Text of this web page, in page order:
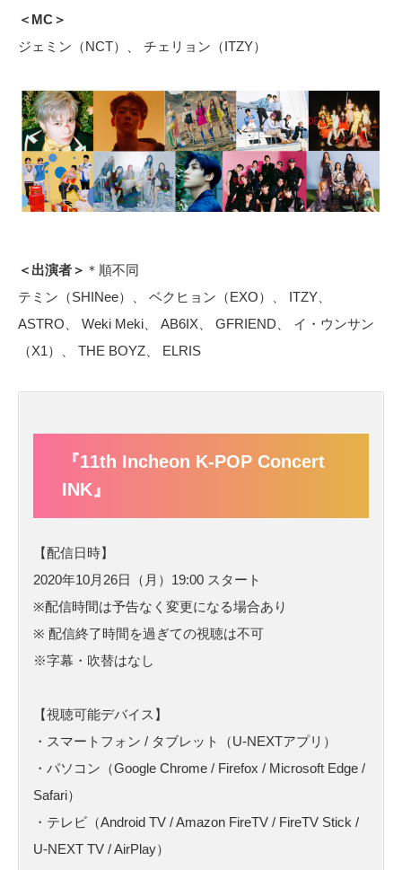
＜MC＞
ジェミン（NCT）、 チェリョン（ITZY）
＜出演者＞ ＊順不同
テミン（SHINee）、 ベクヒョン（EXO）、 ITZY、
ASTRO、 Weki Meki、 AB6IX、 GFRIEND、 イ・ウンサン
（X1）、 THE BOYZ、 ELRIS
『11th Incheon K-POP Concert
INK』
【配信日時】
2020年10月26日（月）19:00 スタート
※配信時間は予告なく変更になる場合あり
※ 配信終了時間を過ぎての視聴は不可
※字幕・吹替はなし
【視聴可能デバイス】
・スマートフォン / タブレット（U-NEXTアプリ）
・パソコン（Google Chrome / Firefox / Microsoft Edge /
Safari）
・テレビ（Android TV / Amazon FireTV / FireTV Stick /
U-NEXT TV / AirPlay）